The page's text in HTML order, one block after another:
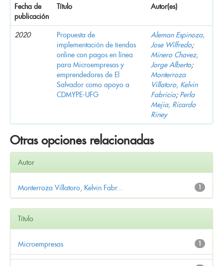
Fecha de
publicación
Título Autor(es)
2020
Propuesta de
implementación de tiendas
online con pagos en línea
para Microempresas y
emprendedores de El
Salvador como apoyo a
CDMYPE-UFG
Aleman Espinoza,
Jose Wilfredo;
Minero Chavez,
Jorge Alberto;
Monterroza
Villatoro, Kelvin
Fabricio; Perla
Mejia, Ricardo
Riney
Otras opciones relacionadas
Autor
1
Monterroza Villatoro, Kelvin Fabr...
Título
1
Microempresas